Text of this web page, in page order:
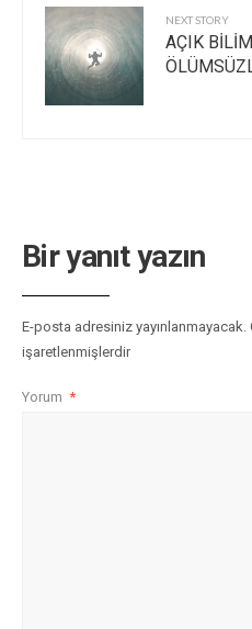
NEXT STORY
AÇIK
Bir yanıt yazın
E-posta adresiniz yayınlanmayacak.
işaretlenmişlerdir
Yorum *